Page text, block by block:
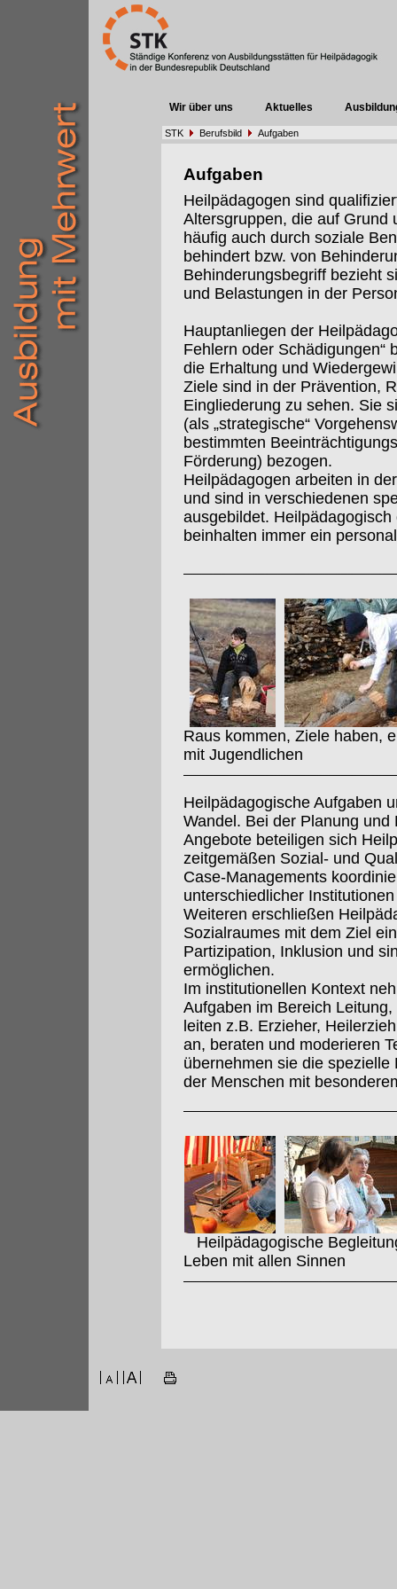
Wir über uns Aktuelles
STK Berufsbild Aufgaben
Aufgaben
Heilpädagogen sind
Altersgruppen, die auf Grund
häufig auch durch soziale
behindert bzw. von
Behinderungsbegriff bezieht
und Belastungen in der
Hauptanliegen der
Fehlern oder Schädigungen“
die Erhaltung und
Ziele sind in der Prävention,
Eingliederung zu sehen. Sie
(als „strategische“
bestimmten
Förderung) bezogen.
Heilpädagogen arbeiten in
und sind in verschiedenen
ausgebildet.
beinhalten immer ein
Raus kommen, Ziele haben,
mit Jugendlichen
Heilpädagogische Aufgaben
Wandel. Bei der Planung
Angebote beteiligen sich
zeitgemäßen Sozial- und
Case-Managements
unterschiedlicher
Weiteren erschließen
Sozialraumes mit dem Ziel
Partizipation, Inklusion und
ermöglichen.
Im institutionellen Kontext
Aufgaben im Bereich
leiten z.B. Erzieher,
an, beraten und moderieren
übernehmen sie die
der Menschen mit
Heilpädagogische
Leben mit allen Sinnen